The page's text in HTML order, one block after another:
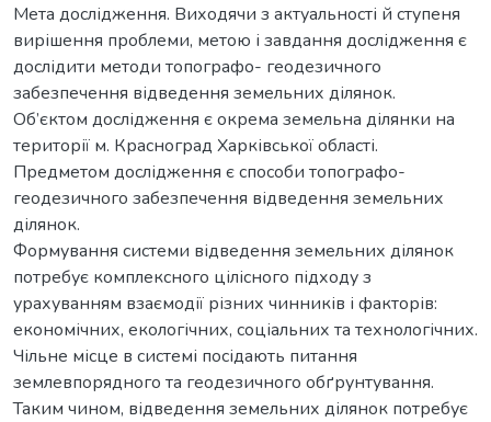
Мета дослідження. Виходячи з актуальності й ступеня
вирішення проблеми, метою і завдання дослідження є
дослідити методи топографо- геодезичного
забезпечення відведення земельних ділянок.
Об’єктом дослідження є окрема земельна ділянки на
території м. Красноград Харківської області.
Предметом дослідження є способи топографо-
геодезичного забезпечення відведення земельних
ділянок.
Формування системи відведення земельних ділянок
потребує комплексного цілісного підходу з
урахуванням взаємодії різних чинників і факторів:
економічних, екологічних, соціальних та технологічних.
Чільне місце в системі посідають питання
землевпорядного та геодезичного обґрунтування.
Таким чином, відведення земельних ділянок потребує